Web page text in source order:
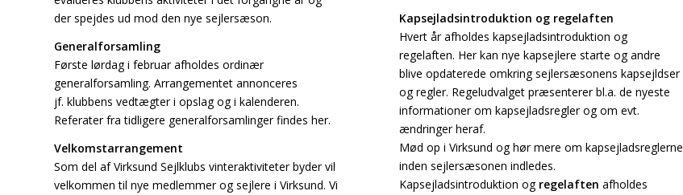
der spejdes ud mod den nye sejlersæson.
Generalforsamling
Første lørdag i februar afholdes ordinær
generalforsamling. Arrangementet annonceres
jf. klubbens vedtægter i opslag og i kalenderen.
Referater fra tidligere generalforsamlinger findes her.
Velkomstarrangement
Som del af Virksund Sejlklubs vinteraktiviteter byder vil
velkommen til nye medlemmer og sejlere i Virksund. Vi
Kapsejladsintroduktion og regelaften
Hvert år afholdes kapsejladsintroduktion og
regelaften. Her kan nye kapsejlere starte og andre
blive opdaterede omkring sejlersæsonens kapsejldser
og regler. Regeludvalget præsenterer bl.a. de nyeste
informationer om kapsejladsregler og om evt.
ændringer heraf.
Mød op i Virksund og hør mere om kapsejladsreglerne
inden sejlersæsonen indledes.
Kapsejladsintroduktion og regelaften afholdes